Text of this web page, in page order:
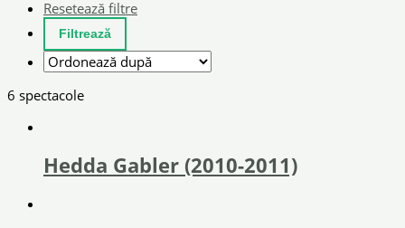
Resetează filtre
6 spectacole
Hedda Gabler (2010-2011)